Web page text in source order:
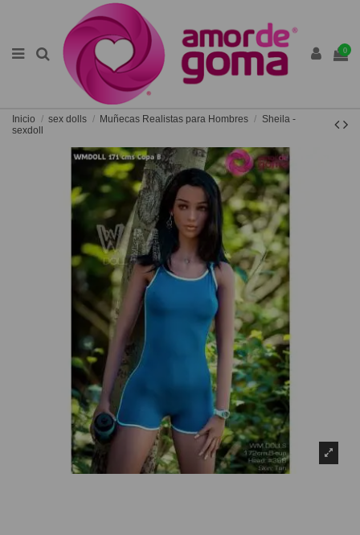
0
Inicio sex dolls Muñecas Realistas para Hombres
Sheila -
sexdoll